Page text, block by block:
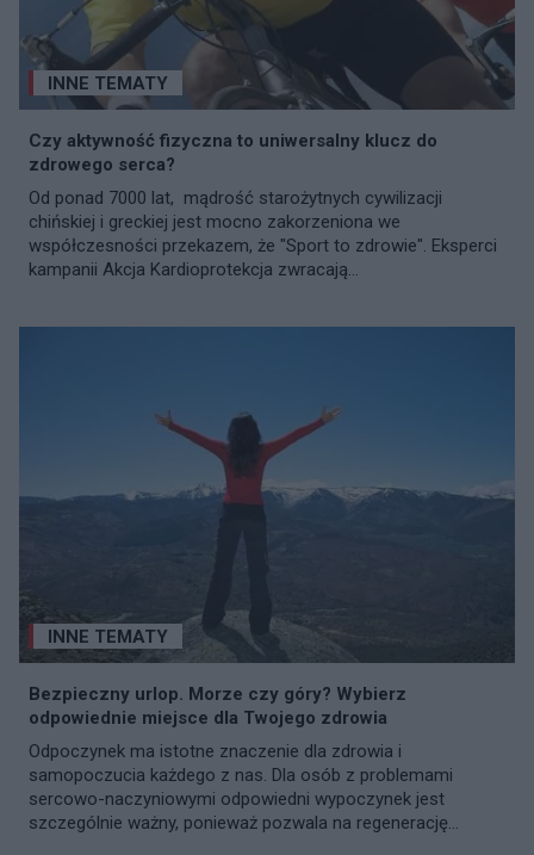
INNE TEMATY
Czy aktywność fizyczna to uniwersalny klucz do
zdrowego serca?
Od ponad 7000 lat, mądrość starożytnych cywilizacji
chińskiej i greckiej jest mocno zakorzeniona we
współczesności przekazem, że "Sport to zdrowie". Eksperci
kampanii Akcja Kardioprotekcja zwracają...
INNE TEMATY
Bezpieczny urlop. Morze czy góry? Wybierz
odpowiednie miejsce dla Twojego zdrowia
Odpoczynek ma istotne znaczenie dla zdrowia i
samopoczucia każdego z nas. Dla osób z problemami
sercowo-naczyniowymi odpowiedni wypoczynek jest
szczególnie ważny, ponieważ pozwala na regenerację...